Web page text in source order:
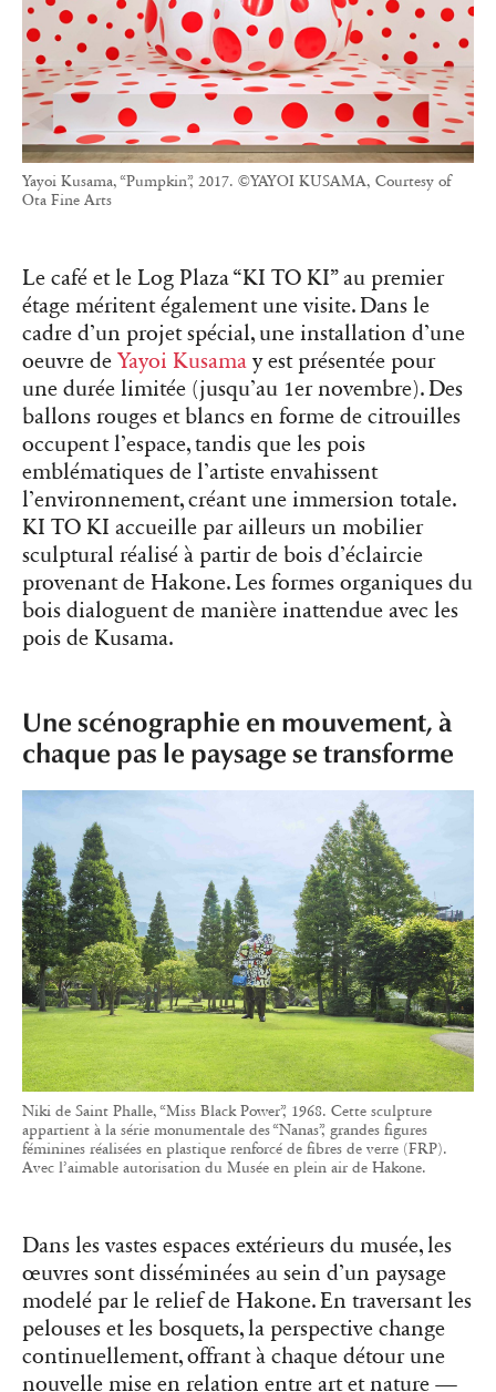
Yayoi Kusama, “Pumpkin”, 2017. ©YAYOI KUSAMA, Courtesy of
Ota Fine Arts
Le café et le Log Plaza “KI TO KI” au premier
étage méritent également une visite. Dans le
cadre d’un projet spécial, une installation d’une
oeuvre de Yayoi Kusama y est présentée pour
une durée limitée (jusqu’au 1er novembre). Des
ballons rouges et blancs en forme de citrouilles
occupent l’espace, tandis que les pois
emblématiques de l’artiste envahissent
l’environnement, créant une immersion totale.
KI TO KI accueille par ailleurs un mobilier
sculptural réalisé à partir de bois d’éclaircie
provenant de Hakone. Les formes organiques du
bois dialoguent de manière inattendue avec les
pois de Kusama.
Une scénographie en mouvement, à
chaque pas le paysage se transforme
Niki de Saint Phalle, “Miss Black Power”, 1968. Cette sculpture
appartient à la série monumentale des “Nanas”, grandes figures
féminines réalisées en plastique renforcé de fibres de verre (FRP).
Avec l’aimable autorisation du Musée en plein air de Hakone.
Dans les vastes espaces extérieurs du musée, les
œuvres sont disséminées au sein d’un paysage
modelé par le relief de Hakone. En traversant les
pelouses et les bosquets, la perspective change
continuellement, offrant à chaque détour une
nouvelle mise en relation entre art et nature —